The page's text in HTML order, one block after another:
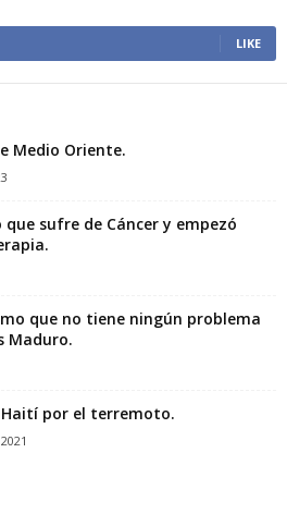
LIKE
Medio Oriente.
sufre de Cáncer y empezó
que no tiene ningún problema
Maduro.
Haití por el terremoto.